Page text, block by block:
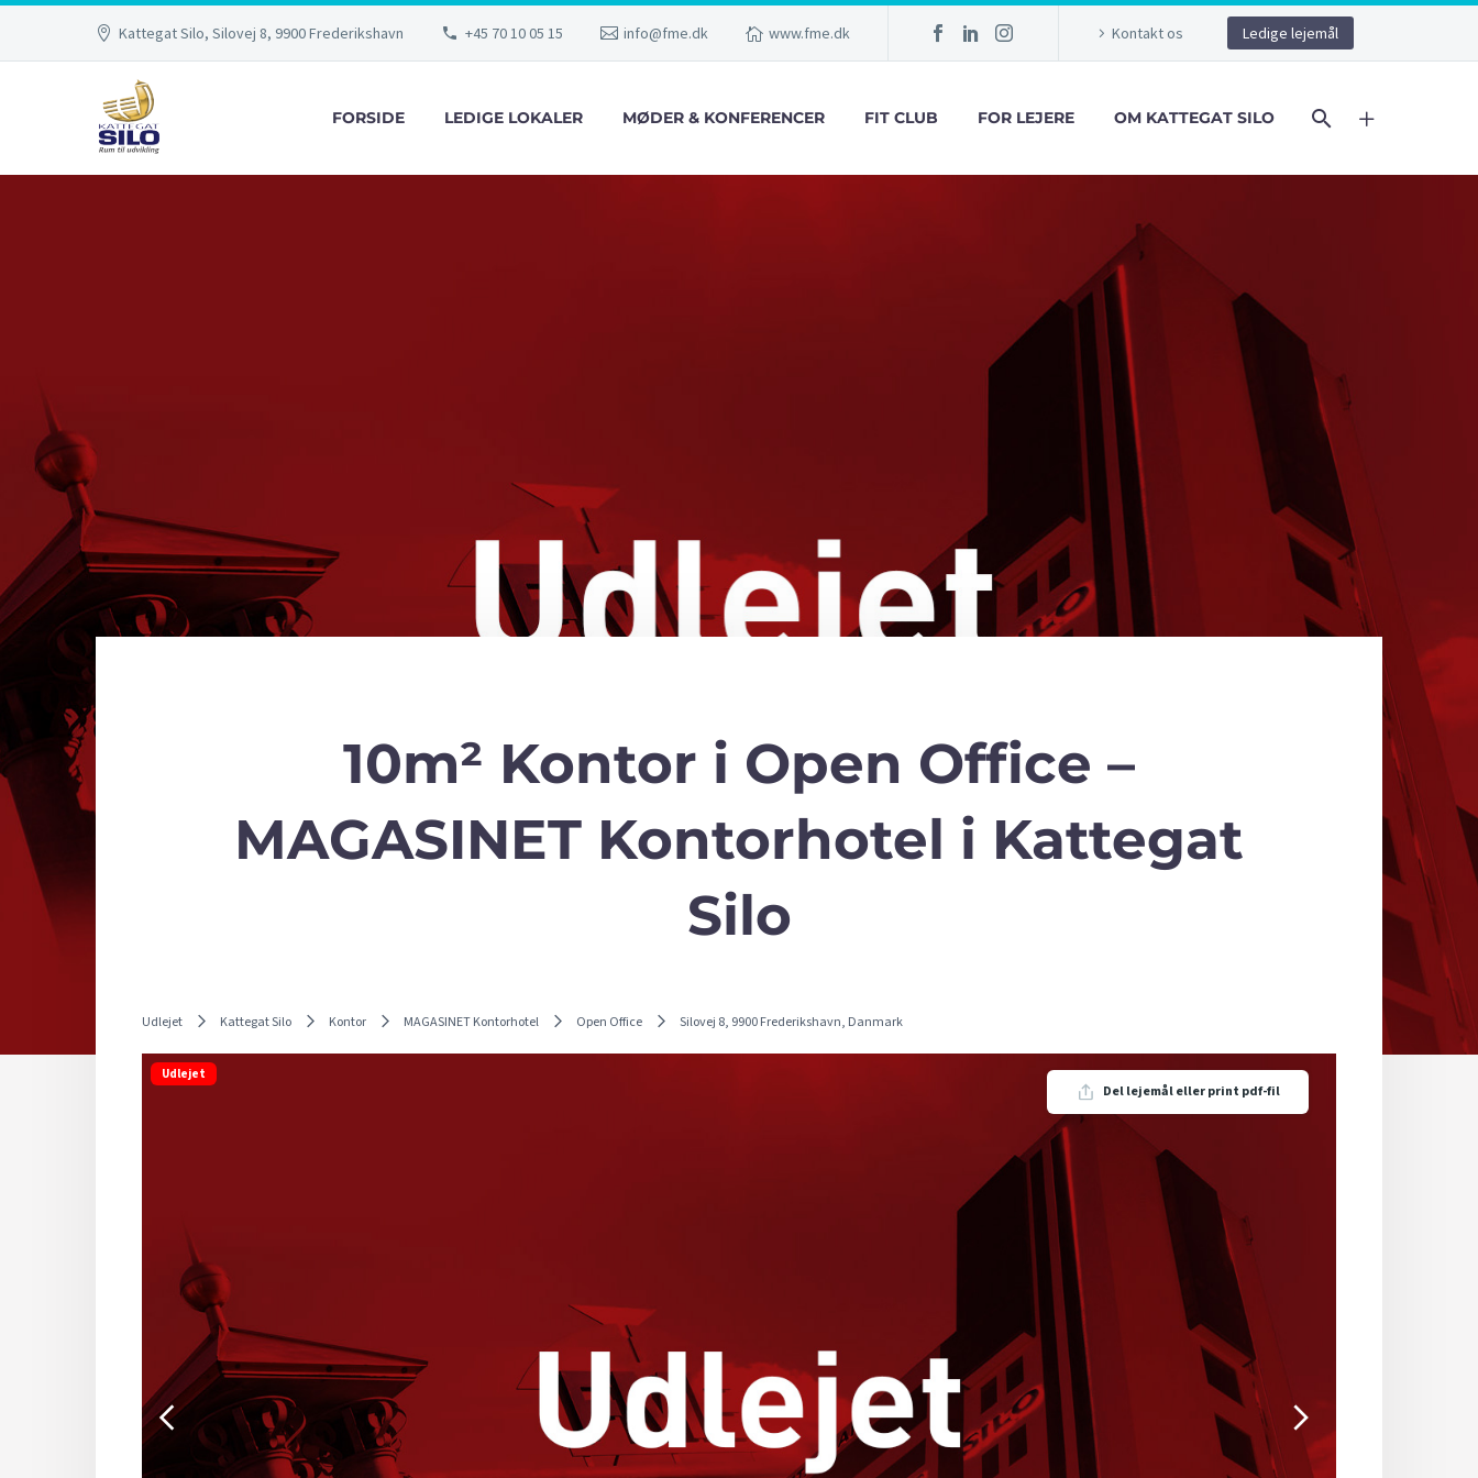
Kattegat Silo, Silovej 8, 9900 Frederikshavn +45 70 10 05 15 info@fme.dk www.fme.dk Kontakt os Ledige lejemål
FORSIDE LEDIGE LOKALER MØDER & KONFERENCER FIT CLUB FOR LEJERE OM KATTEGAT SILO
10m² Kontor i Open Office –
MAGASINET Kontorhotel i Kattegat
Silo
Udlejet Kattegat Silo Kontor MAGASINET Kontorhotel Open Office Silovej 8, 9900 Frederikshavn, Danmark
Udlejet
Del lejemål eller print pdf-fil